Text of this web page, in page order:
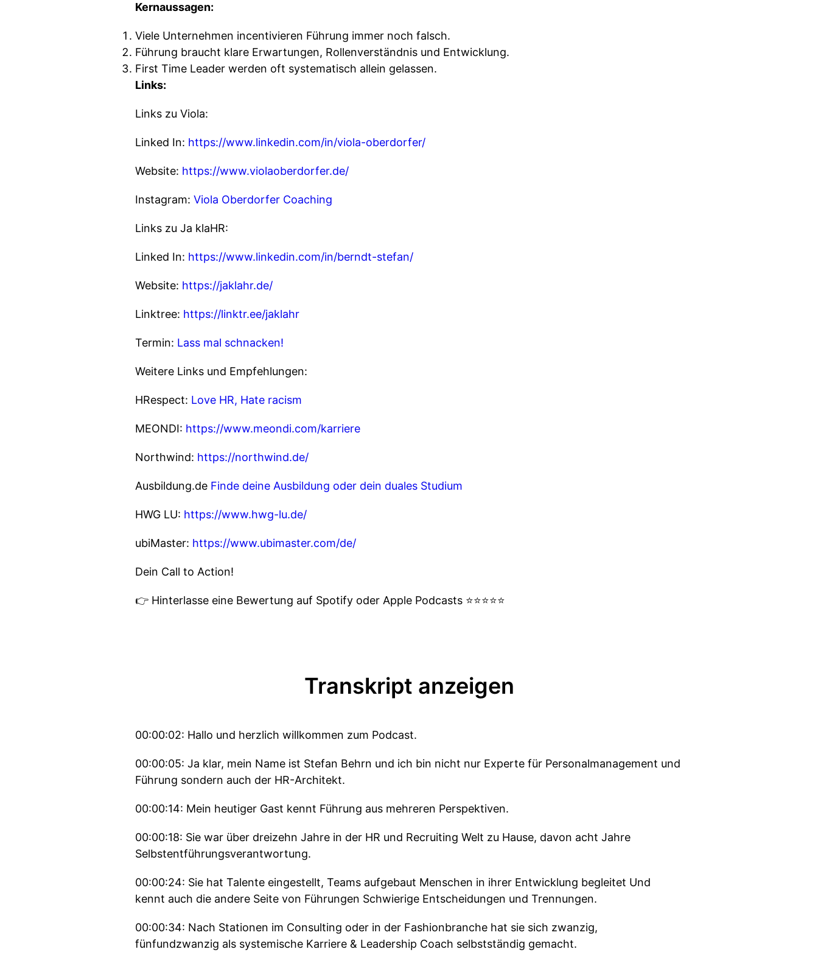
Kernaussagen:
Viele Unternehmen incentivieren Führung immer noch falsch.
Führung braucht klare Erwartungen, Rollenverständnis und Entwicklung.
First Time Leader werden oft systematisch allein gelassen.
Links:
Links zu Viola:
Linked In: https://www.linkedin.com/in/viola-oberdorfer/
Website: https://www.violaoberdorfer.de/
Instagram: Viola Oberdorfer Coaching
Links zu Ja klaHR:
Linked In: https://www.linkedin.com/in/berndt-stefan/
Website: https://jaklahr.de/
Linktree: https://linktr.ee/jaklahr
Termin: Lass mal schnacken!
Weitere Links und Empfehlungen:
HRespect: Love HR, Hate racism
MEONDI: https://www.meondi.com/karriere
Northwind: https://northwind.de/
Ausbildung.de Finde deine Ausbildung oder dein duales Studium
HWG LU: https://www.hwg-lu.de/
ubiMaster: https://www.ubimaster.com/de/
Dein Call to Action!
👉 Hinterlasse eine Bewertung auf Spotify oder Apple Podcasts ⭐⭐⭐⭐⭐
Transkript anzeigen
00:00:02: Hallo und herzlich willkommen zum Podcast.
00:00:05: Ja klar, mein Name ist Stefan Behrn und ich bin nicht nur Experte für Personalmanagement und
Führung sondern auch der HR-Architekt.
00:00:14: Mein heutiger Gast kennt Führung aus mehreren Perspektiven.
00:00:18: Sie war über dreizehn Jahre in der HR und Recruiting Welt zu Hause, davon acht Jahre
Selbstentführungsverantwortung.
00:00:24: Sie hat Talente eingestellt, Teams aufgebaut Menschen in ihrer Entwicklung begleitet Und
kennt auch die andere Seite von Führungen Schwierige Entscheidungen und Trennungen.
00:00:34: Nach Stationen im Consulting oder in der Fashionbranche hat sie sich zwanzig,
fünfundzwanzig als systemische Karriere & Leadership Coach selbstständig gemacht.